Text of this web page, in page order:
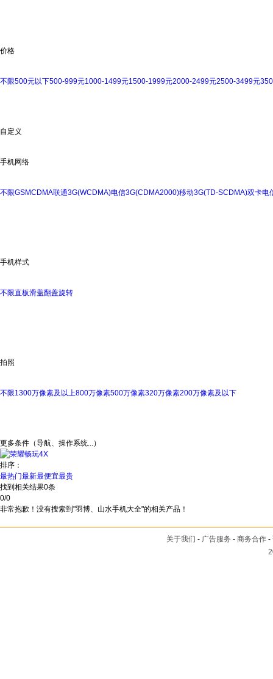
价格
不限500元以下500-999元1000-1499元1500-1999元2000-2499元2500-3499元
自定义
手机网络
不限GSMCDMA联通3G(WCDMA)电信3G(CDMA2000)移动3G(TD-SCDMA)双卡电
手机样式
不限直板滑盖翻盖旋转
拍照
不限1300万像素及以上800万像素500万像素320万像素200万像素及以下
更多条件（导航、操作系统...）
排序：
最热门最新最便宜最贵
找到相关结果0条
0/0
非常抱歉！没有搜索到"羽博、山水手机大全"的相关产品！
关于我们 - 广告服务 - 商务合作 -